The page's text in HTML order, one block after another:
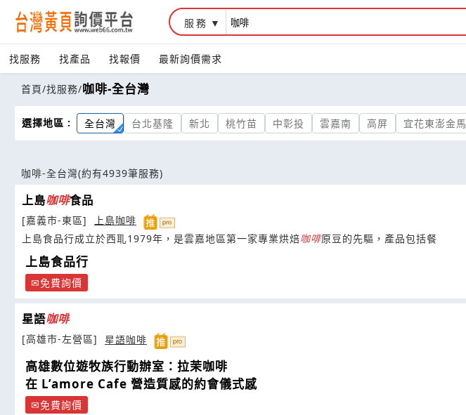
服務
找服務 找產品 找報價 最新詢價需求
首頁/找服務/咖啡-全台灣
選擇地區 : 全台灣 台北基隆 新北 桃竹苗 中彰投 雲嘉南 高屏 宜花東澎金馬
咖啡-全台灣(約有4939筆服務)
上島咖啡食品
[嘉義市-東區]
上島咖啡
上島食品行成立於西耴1979年，是雲嘉地區第一家專業烘焙咖啡原豆的先驅，產品包括餐
上島食品行
免費詢價
星語咖啡
[高雄市-左營區] 星語咖啡
高雄數位遊牧族行動辦室：拉茉咖啡
在 L’amore Cafe 營造質感的約會儀式感
免費詢價